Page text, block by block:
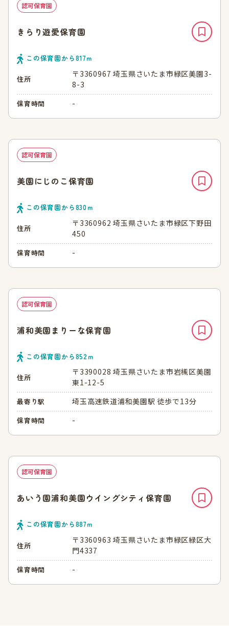
認可保育園
きらり遊愛保育園
この保育園から817ｍ
住所
〒3360967 埼玉県さいたま市緑区美園3-
8-3
保育時間 -
認可保育園
美園にじのこ保育園
この保育園から830ｍ
住所
〒3360962 埼玉県さいたま市緑区下野田
450
保育時間 -
認可保育園
浦和美園まりーな保育園
この保育園から852ｍ
住所
〒3390028 埼玉県さいたま市岩槻区美園
東1-12-5
最寄り駅 埼玉高速鉄道浦和美園駅 徒歩で13分
保育時間 -
認可保育園
あいう園浦和美園ウイングシティ保育園
この保育園から887ｍ
住所
〒3360963 埼玉県さいたま市緑区緑区大
門4337
保育時間 -